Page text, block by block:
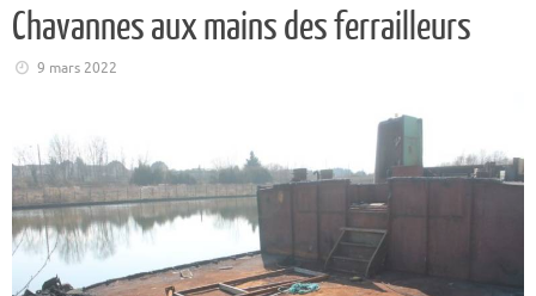
Chavannes aux mains des ferrailleurs
9 mars 2022